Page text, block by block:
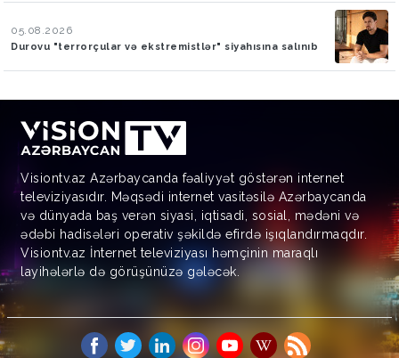
05.08.2026
Durovu "terrorçular və ekstremistlər" siyahısına salınıb
Visiontv.az Azərbaycanda fəaliyyət göstərən internet
televiziyasıdır. Məqsədi internet vasitəsilə Azərbaycanda
və dünyada baş verən siyasi, iqtisadi, sosial, mədəni və
ədəbi hadisələri operativ şəkildə efirdə işıqlandırmaqdır.
Visiontv.az İnternet televiziyası həmçinin maraqlı
layihələrlə də görüşünüzə gələcək.